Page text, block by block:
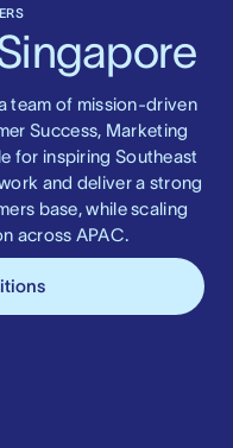
team of mission-driven
Success, Marketing
for inspiring Southeast
and deliver a strong
base, while scaling
across APAC.